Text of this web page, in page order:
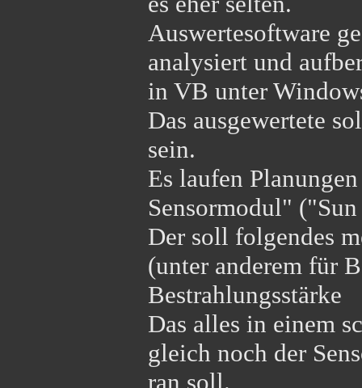
Auswertesoftware
analysiert und
in VB unter
Das ausgewertete
sein.
Es laufen
Sensormodul"
Der soll folgendes
(unter anderem für
Bestrahlungsstärke
Das alles in einem
gleich noch der
ran soll.